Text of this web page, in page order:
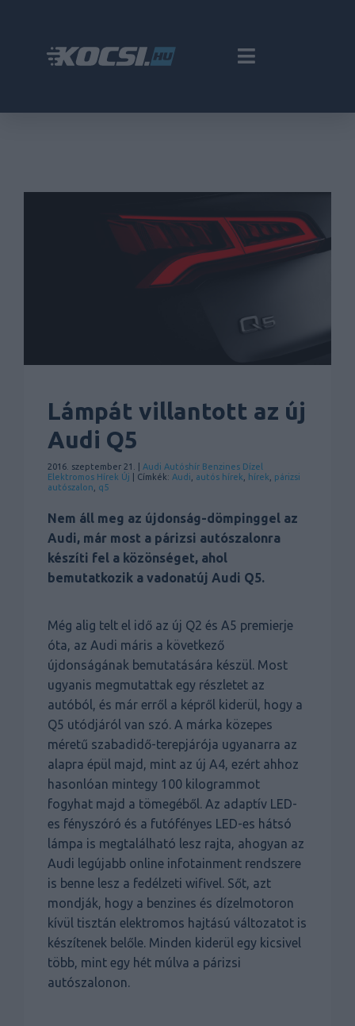
Lámpát villantott az új
Audi Q5
2016. szeptember 21. | Audi Autóshír Benzines Dízel
Elektromos Hírek Új | Címkék: Audi autós hírek hírek
párizsi
autószalon
q5
Nem áll meg az újdonság-dömpinggel az
Audi, már most a párizsi autószalonra
készíti fel a közönséget, ahol
bemutatkozik a vadonatúj Audi Q5.
Még alig telt el idő az új Q2 és A5 premierje
óta, az Audi máris a következő
újdonságának bemutatására készül. Most
ugyanis megmutattak egy részletet az
autóból, és már erről a képről kiderül, hogy a
Q5 utódjáról van szó. A márka közepes
méretű szabadidő-terepjárója ugyanarra az
alapra épül majd, mint az új A4, ezért ahhoz
hasonlóan mintegy 100 kilogrammot
fogyhat majd a tömegéből. Az adaptív LED-
es fényszóró és a futófényes LED-es hátsó
lámpa is megtalálható lesz rajta, ahogyan az
Audi legújabb online infotainment rendszere
is benne lesz a fedélzeti wifivel. Sőt, azt
mondják, hogy a benzines és dízelmotoron
kívül tisztán elektromos hajtású változatot is
készítenek belőle. Minden kiderül egy kicsivel
több, mint egy hét múlva a párizsi
autószalonon.